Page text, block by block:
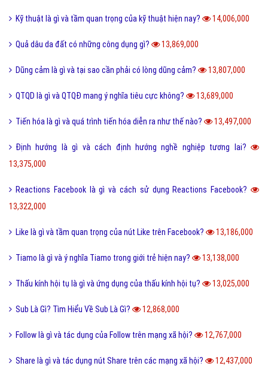
Kỹ thuật là gì và tầm quan trọng của kỹ thuật hiện nay? 14,006,000
Quả dâu da đất có những công dụng gì? 13,869,000
Dũng cảm là gì và tại sao cần phải có lòng dũng cảm? 13,807,000
QTQD là gì và QTQĐ mang ý nghĩa tiêu cực không? 13,689,000
Tiến hóa là gì và quá trình tiến hóa diễn ra như thế nào? 13,497,000
Định hướng là gì và cách định hướng nghề nghiệp tương lai?
13,375,000
Reactions Facebook là gì và cách sử dụng Reactions Facebook?
13,322,000
Like là gì và tầm quan trọng của nút Like trên Facebook? 13,186,000
Tiamo là gì và ý nghĩa Tiamo trong giới trẻ hiện nay? 13,138,000
Thấu kính hội tụ là gì và ứng dụng của thấu kính hội tụ? 13,025,000
Sub Là Gì? Tìm Hiểu Về Sub Là Gì? 12,868,000
Follow là gì và tác dụng của Follow trên mạng xã hội? 12,767,000
Share là gì và tác dụng nút Share trên các mạng xã hội? 12,437,000